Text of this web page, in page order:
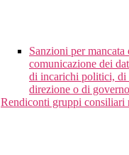
Sanzioni per mancata
comunicazione dei
di incarichi politici, di
direzione o di governo
Rendiconti gruppi consiliari